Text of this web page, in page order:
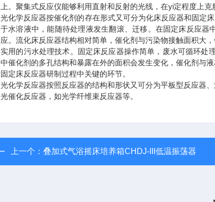
上。聚集式反应仪能够利用直射和反射的光线，在yi定程度上克
光化学反应器按催化剂的存在形式又可分为化床反应器和固定
于水溶液中，能随待处理液发生翻滚、迁移。在固定床反应
应。流化床反应器结构相对简单，催化剂与污染物接触面积大
实用的污水处理技术。固定床反应器操作简单，废水可循环
中催化剂的多孔结构和暴露在外的面积会发生变化，催化剂与
固定床反应器研制过程中关键的环节。
光化学反应器按照反应器的结构和形状又可分为平板型反应器
光催化反应器，如光学纤维束反应器等。
上一个： 叠加式气浴摇床培养箱CHDJ-III低温振荡器